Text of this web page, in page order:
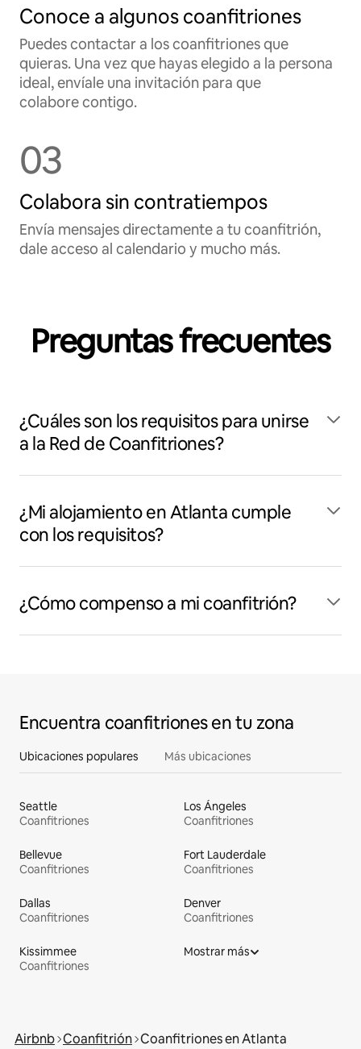
Conoce a algunos coanfitriones
Puedes contactar a los coanfitriones que
quieras. Una vez que hayas elegido a la persona
ideal, envíale una invitación para que
colabore contigo.
03
Colabora sin contratiempos
Envía mensajes directamente a tu coanfitrión,
dale acceso al calendario y mucho más.
Preguntas frecuentes
¿Cuáles son los requisitos para unirse
a la Red de Coanfitriones?
¿Mi alojamiento en Atlanta cumple
con los requisitos?
¿Cómo compenso a mi coanfitrión?
Encuentra coanfitriones en tu zona
Ubicaciones populares Más ubicaciones
Seattle
Coanfitriones
Los Ángeles
Coanfitriones
Bellevue
Coanfitriones
Fort Lauderdale
Coanfitriones
Dallas
Coanfitriones
Denver
Coanfitriones
Kissimmee
Coanfitriones
Mostrar más
Airbnb Coanfitrión Coanfitriones en Atlanta